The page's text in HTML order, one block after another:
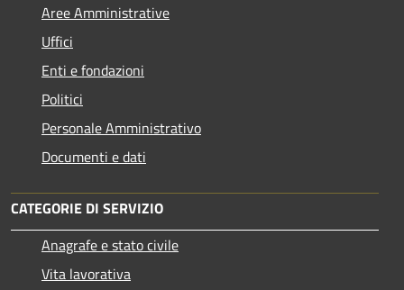
Aree Amministrative
Uffici
Enti e fondazioni
Politici
Personale Amministrativo
Documenti e dati
CATEGORIE DI SERVIZIO
Anagrafe e stato civile
Vita lavorativa